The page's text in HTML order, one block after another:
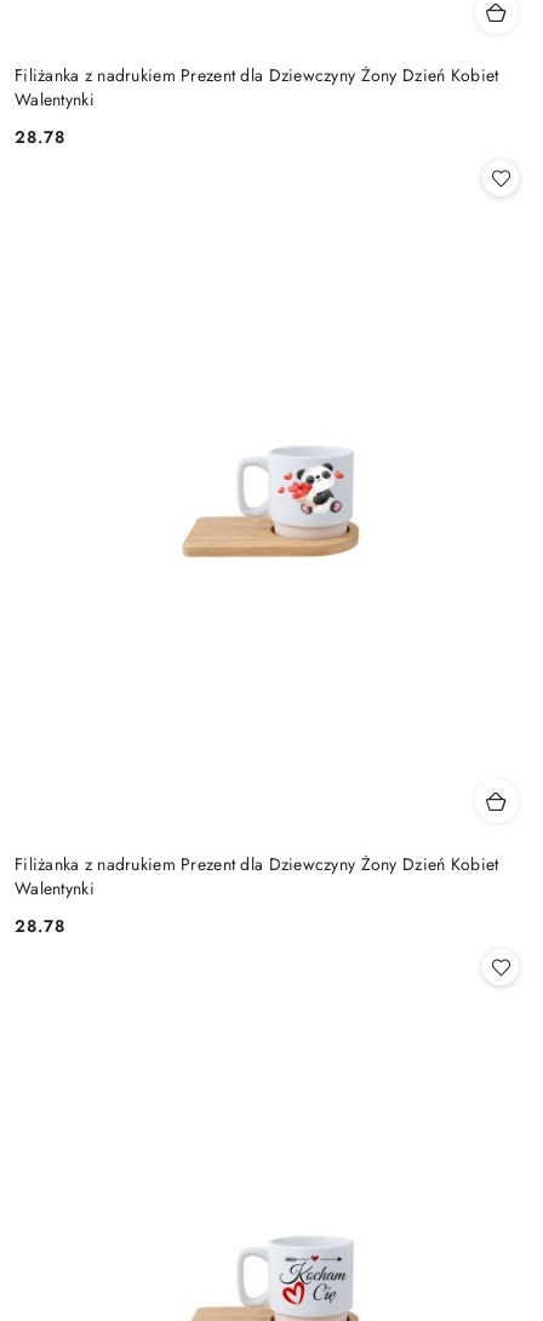
Filiżanka z nadrukiem Prezent dla Dziewczyny Żony Dzień Kobiet
Walentynki
Cena:
28.78
Filiżanka z nadrukiem Prezent dla Dziewczyny Żony Dzień Kobiet
Walentynki
Cena:
28.78